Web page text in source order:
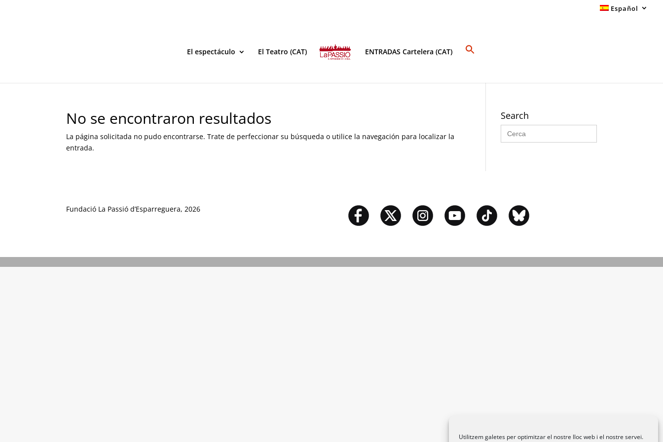
Utilitzem galetes per optimitzar el nostre lloc web i el nostre servei.
Español
El espectáculo El Teatro (CAT) ENTRADAS Cartelera (CAT)
No se encontraron resultados
La página solicitada no pudo encontrarse. Trate de perfeccionar su búsqueda o utilice la navegación para localizar la
entrada.
Search
Buscar:
Fundació La Passió d’Esparreguera, 2026